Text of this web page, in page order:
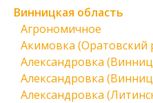
Винницкая область
Агрономичное
Акимовка (Оратовский
Александровка
Александровка
Александровка